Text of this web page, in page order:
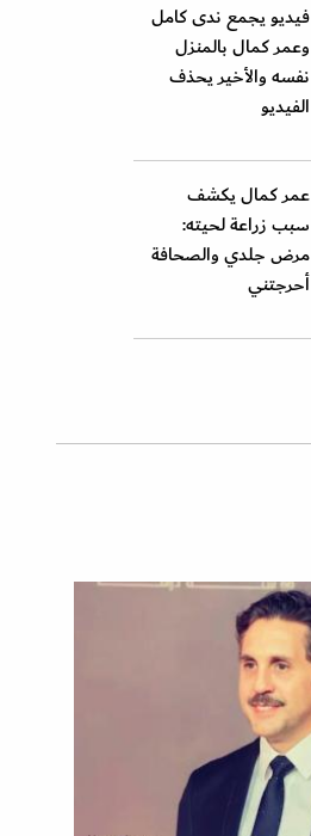
فيديو يجمع ندى كامل
وعمر كمال بالمنزل
نفسه والأخير يحذف
الفيديو
عمر كمال يكشف
سبب زراعة لحيته:
مرض جلدي والصحافة
أحرجتني